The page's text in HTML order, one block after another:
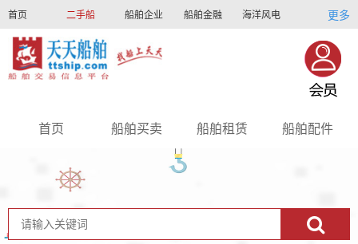
首页 二手船 船舶企业 船舶金融 海洋风电
船员招聘 船员联盟
更多
首页 船舶买卖 船舶租赁 船舶配件